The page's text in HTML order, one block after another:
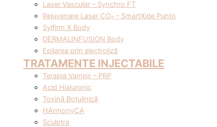
Laser Vascular – Synchro FT
Rejuvenare Laser CO₂ – SmartXide Punto
Sylfirm X Body
DERMALINFUSION Body
Epilarea prin electroliză
TRATAMENTE INJECTABILE
Terapia Vampir – PRP
Acid Hialuronic
Toxină Botulinică
HArmonyCA
Sculptra